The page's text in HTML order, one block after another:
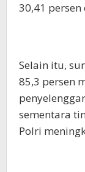
30,41
Selain itu,
85,3 persen
sementara
Polri